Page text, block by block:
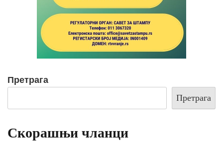
Претрага
Претрага
Скорашњи чланци